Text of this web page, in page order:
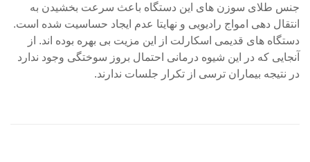
جنس طلای سوزن های این دستگاه باعث سرعت بخشیدن به
انتقال دهی امواج رادیویی و نهایتا عدم ایجاد حساسیت شده است.
دستگاه های قدیمی اسکارلت از این مزیت بی بهره بوده اند. از
آنجایی که در این شیوه درمانی احتمال بروز سوختگی وجود ندارد
در نتیجه بیماران ترسی از تکرار جلسات ندارند.